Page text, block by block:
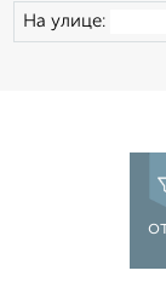
На улице: